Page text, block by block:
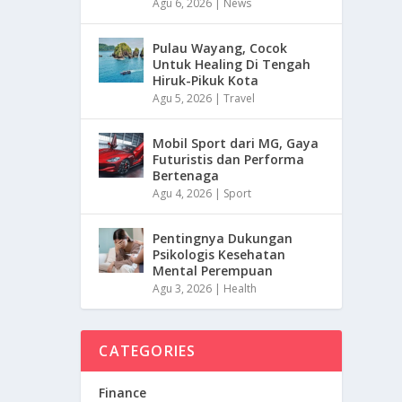
Agu 6, 2026 News
Pulau Wayang, Cocok
Untuk Healing Di Tengah
Hiruk-Pikuk Kota
Agu 5, 2026 |Travel
Mobil Sport dari MG, Gaya
Futuristis dan Performa
Bertenaga
Agu 4, 2026 | Sport
Pentingnya Dukungan
Psikologis Kesehatan
Mental Perempuan
Agu 3, 2026 | Health
CATEGORIES
Finance